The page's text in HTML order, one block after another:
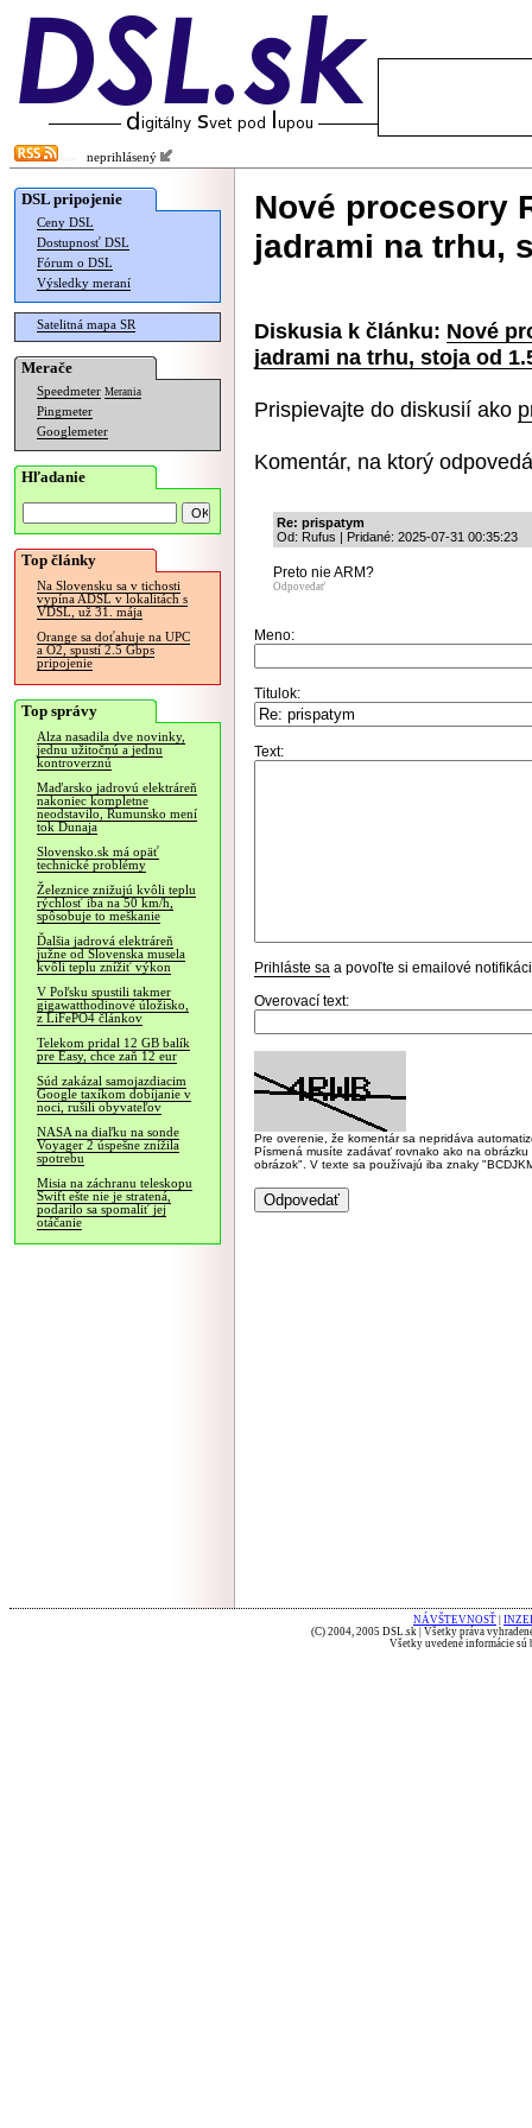
neprihlásený
DSL pripojenie
Ceny DSL
Dostupnosť DSL
Fórum o DSL
Výsledky meraní
Satelitná mapa SR
Merače
Speedmeter Merania
Pingmeter
Googlemeter
Hľadanie
Top články
Na Slovensku sa v tichosti
vypína ADSL v lokalitách s
VDSL, už 31. mája
Orange sa doťahuje na UPC
a O2, spustí 2.5 Gbps
pripojenie
Top správy
Alza nasadila dve novinky,
jednu užitočnú a jednu
kontroverznú
Maďarsko jadrovú elektráreň
nakoniec kompletne
neodstavilo, Rumunsko mení
tok Dunaja
Slovensko.sk má opäť
technické problémy
Železnice znižujú kvôli teplu
rýchlosť iba na 50 km/h,
spôsobuje to meškanie
Ďalšia jadrová elektráreň
južne od Slovenska musela
kvôli teplu znížiť výkon
V Poľsku spustili takmer
gigawatthodinové úložisko,
z LiFePO4 článkov
Telekom pridal 12 GB balík
pre Easy, chce zaň 12 eur
Súd zakázal samojazdiacim
Google taxíkom dobíjanie v
noci, rušili obyvateľov
NASA na diaľku na sonde
Voyager 2 úspešne znížila
spotrebu
Misia na záchranu teleskopu
Swift ešte nie je stratená,
podarilo sa spomaliť jej
otáčanie
Nové procesory
jadrami na trhu,
Diskusia k článku: Nové
jadrami na trhu, stoja od
Prispievajte do diskusií ako
Komentár, na ktorý
Re: prispatym
Od: Rufus | Pridané: 2025-07-31 00:35:23
Preto nie ARM?
Odpovedať
Meno:
Titulok:
Text:
Prihláste sa a povoľte si emailové
Overovací text:
Pre overenie, že komentár sa nepridáva
Písmená musíte zadávať rovnako ako na
obrázok". V texte sa používajú iba znaky
NÁVŠTEVNOSŤ
(C) 2004, 2005 DSL.sk | Všetky práva
Všetky uvedené informácie sú